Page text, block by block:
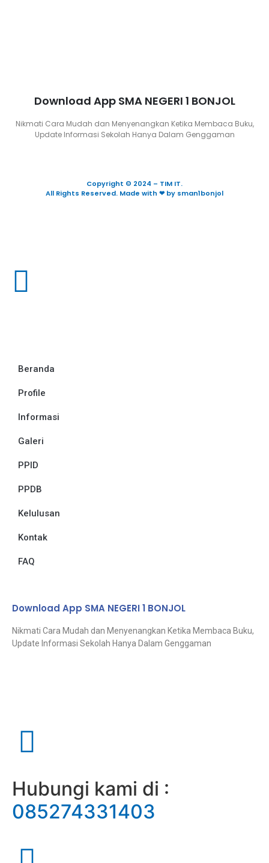
Download App SMA NEGERI 1 BONJOL
Nikmati Cara Mudah dan Menyenangkan Ketika Membaca Buku,
Update Informasi Sekolah Hanya Dalam Genggaman
Copyright © 2024 – TIM IT.
All Rights Reserved. Made with ❤ by sman1bonjol
Beranda
Profile
Informasi
Galeri
PPID
PPDB
Kelulusan
Kontak
FAQ
Download App SMA NEGERI 1 BONJOL
Nikmati Cara Mudah dan Menyenangkan Ketika Membaca Buku,
Update Informasi Sekolah Hanya Dalam Genggaman
Hubungi kami di :
085274331403